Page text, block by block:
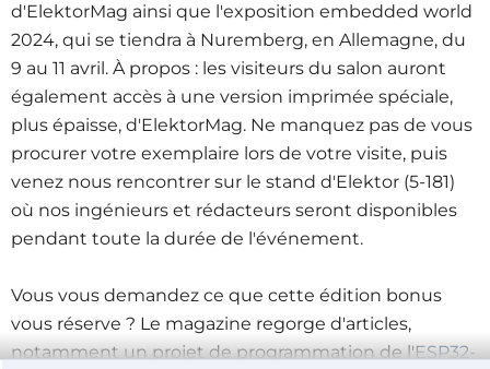
d'ElektorMag ainsi que l'exposition embedded world
2024, qui se tiendra à Nuremberg, en Allemagne, du
9 au 11 avril. À propos : les visiteurs du salon auront
également accès à une version imprimée spéciale,
plus épaisse, d'ElektorMag. Ne manquez pas de vous
procurer votre exemplaire lors de votre visite, puis
venez nous rencontrer sur le stand d'Elektor (5-181)
où nos ingénieurs et rédacteurs seront disponibles
pendant toute la durée de l'événement.
Vous vous demandez ce que cette édition bonus
vous réserve ? Le magazine regorge d'articles,
notamment un projet de programmation de l'ESP32-